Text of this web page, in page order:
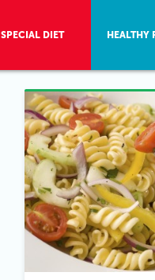
SPECIAL DIET HEALTHY